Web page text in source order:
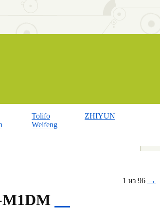
Tolifo
Weifeng
ZHIYUN
1 из 96 →
M1DM